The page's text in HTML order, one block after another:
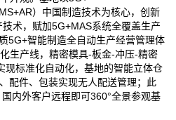
）中国制造技术为核心，创新
术，赋加5G+MAS系统全覆盖生产
5G+智能制造全自动生产经营管理体
生产线，精密模具-板金-冲压-精密
现标准化自动化，基地的智能立体仓
配件、包装实现无人配送管理；此
内外客户远程即可360°全景参观基